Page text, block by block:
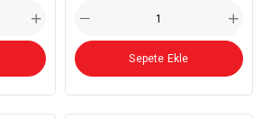
Sepete Ekle